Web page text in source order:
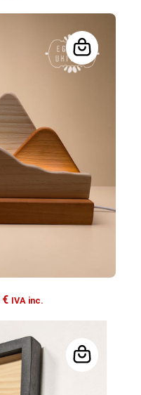
€ IVA inc.